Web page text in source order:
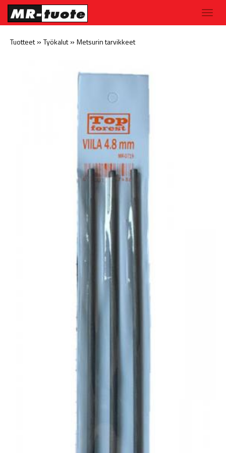
Tuotteet» Työkalut» Metsurin tarvikkeet